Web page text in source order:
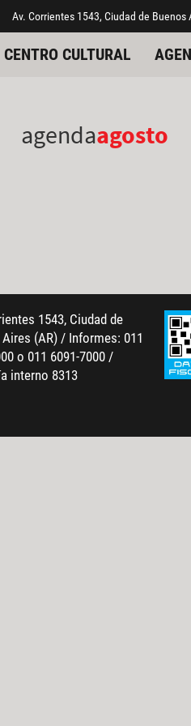
Av. Corrientes 1543, Ciudad de
CENTRO CULTURAL
agendaagosto
1543, Ciudad de
(AR) / Informes: 011
o 011 6091-7000 /
interno 8313